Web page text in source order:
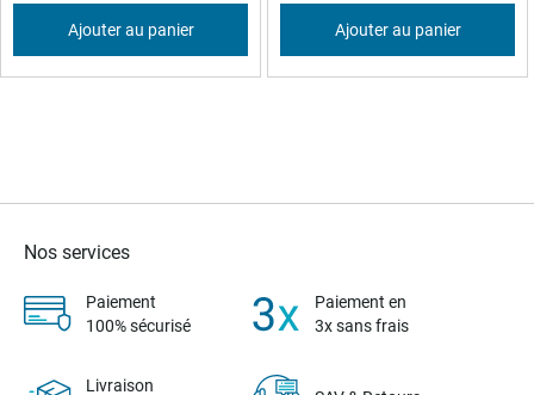
Ajouter au panier Ajouter au panier
Nos services
Paiement
100% sécurisé
Paiement en
3x sans frais
Livraison